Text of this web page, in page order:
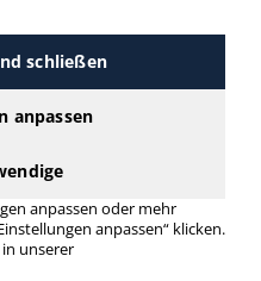
schließen
anpassen
anpassen oder mehr
anpassen“ klicken.
unserer